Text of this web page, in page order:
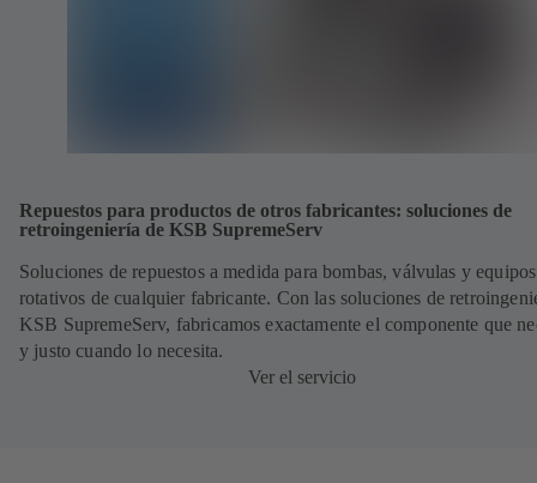
Repuestos para productos de otros fabricantes: soluciones de
retroingeniería de KSB SupremeServ
Soluciones de repuestos a medida para bombas, válvulas y equipos
rotativos de cualquier fabricante. Con las soluciones de
KSB SupremeServ, fabricamos exactamente el componente que
y justo cuando lo necesita.
Ver el servicio